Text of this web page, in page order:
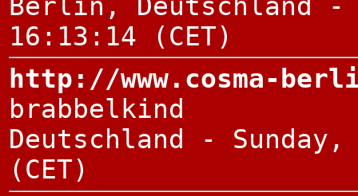
Berlin, Deutschland -
16:13:14 (CET)
http://www.cosma-
brabbelkind
Deutschland -
(CET)